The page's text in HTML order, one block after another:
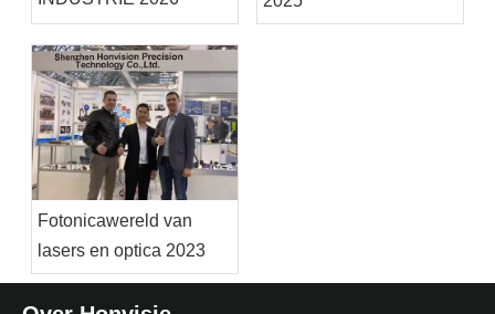
Fotonicawereld van
lasers en optica 2023